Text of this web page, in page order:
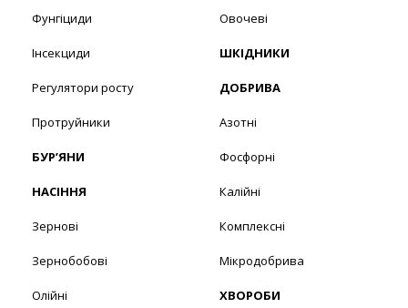
Фунгіциди
Інсекциди
Регулятори росту
Протруйники
БУР’ЯНИ
НАСІННЯ
Зернові
Зернобобові
Олійні
Овочеві
ШКІДНИКИ
ДОБРИВА
Азотні
Фосфорні
Калійні
Комплексні
Мікродобрива
ХВОРОБИ